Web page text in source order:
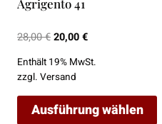
Agrigento 41
28,00€Ursprünglicher
war:
28,00 €
20,00€Aktueller
ist:
Enthält 19% MwSt.
zzgl. Versand
Ausführung wählen